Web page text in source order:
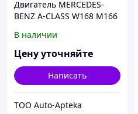
Двигатель MERCEDES-
BENZ A-CLASS W168 M166
В наличии
Цену уточняйте
Написать
ТОО Auto-Apteka